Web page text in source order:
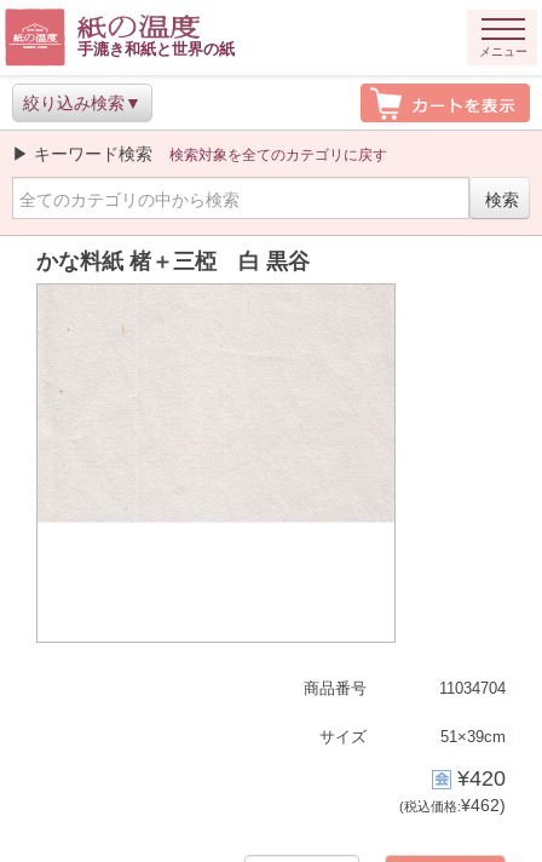
手漉き和紙と世界の紙 メニュー
絞り込み検索
▶ キーワード検索 検索対象を全てのカテゴリに戻す
かな料紙 楮＋三椏 白 黒谷
11034704
商品番号
51×39cm
サイズ
¥420
(税込価格:¥462)